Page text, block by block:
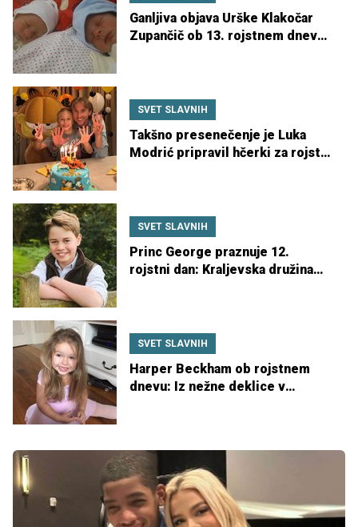
Ganljiva objava Urške Klakočar
Zupančič ob 13. rojstnem dnevu
SVET SLAVNIH
Takšno presenečenje je Luka
Modrić pripravil hčerki za rojstni
SVET SLAVNIH
Princ George praznuje 12.
rojstni dan: Kraljevska družina
SVET SLAVNIH
Harper Beckham ob rojstnem
dnevu: Iz nežne deklice v